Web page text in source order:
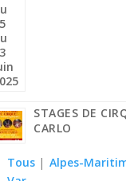
STAGES DE
CARLO
Tous | Alpes-